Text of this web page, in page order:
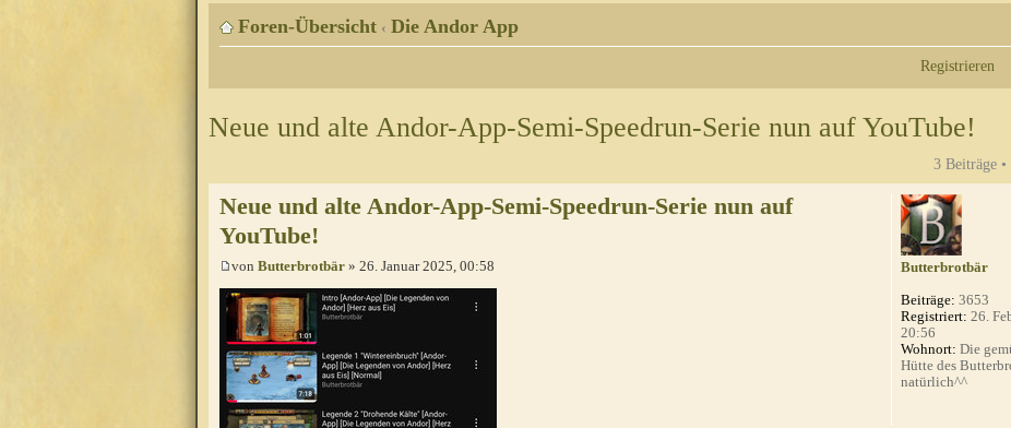
Foren-Übersicht ‹ Die Andor App
Registrieren
Neue und alte Andor-App-Semi-Speedrun-Serie nun auf YouTube!
3 Beiträge •
Neue und alte Andor-App-Semi-Speedrun-Serie nun auf
YouTube!
von Butterbrotbär » 26. Januar 2025, 00:58
Butterbrotbär
Beiträge: 3653
Registriert: 26.
20:56
Wohnort: Die
Hütte des
natürlich^^